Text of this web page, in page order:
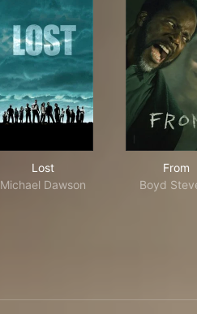
Lost
Michael Dawson
From
Boyd